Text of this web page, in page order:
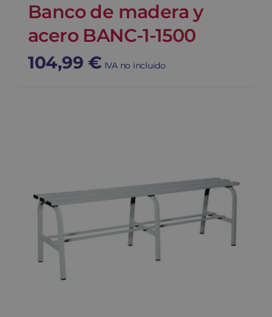
Banco de madera y
acero BANC-1-1500
104,99 € IVA no incluido